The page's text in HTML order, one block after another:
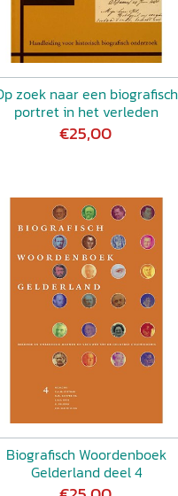
zoek naar een biografisch
portret in het verleden
€25,00
Biografisch Woordenboek
Gelderland deel 4